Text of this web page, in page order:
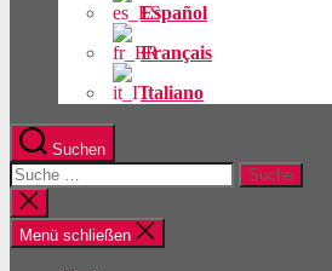
Español
Français
Italiano
Suchen
Suche
nach:
Suche
schließen
Menü schließen